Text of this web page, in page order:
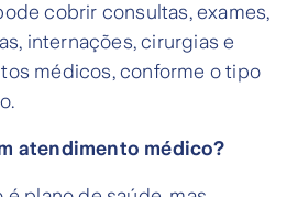
cobrir consultas, exames,
internações, cirurgias e
médicos, conforme o tipo
atendimento médico?